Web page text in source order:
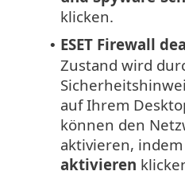
klicken.
• ESET Firewall
Zustand wird
auf Ihrem
können den
aktivieren,
aktivieren